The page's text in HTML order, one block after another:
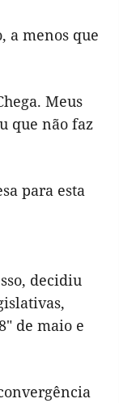
a menos que
Meus
que não faz
para esta
decidiu
de maio e